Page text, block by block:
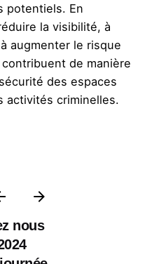
potentiels. En
la visibilité, à
augmenter le risque
de manière
des espaces
activités criminelles.
nous